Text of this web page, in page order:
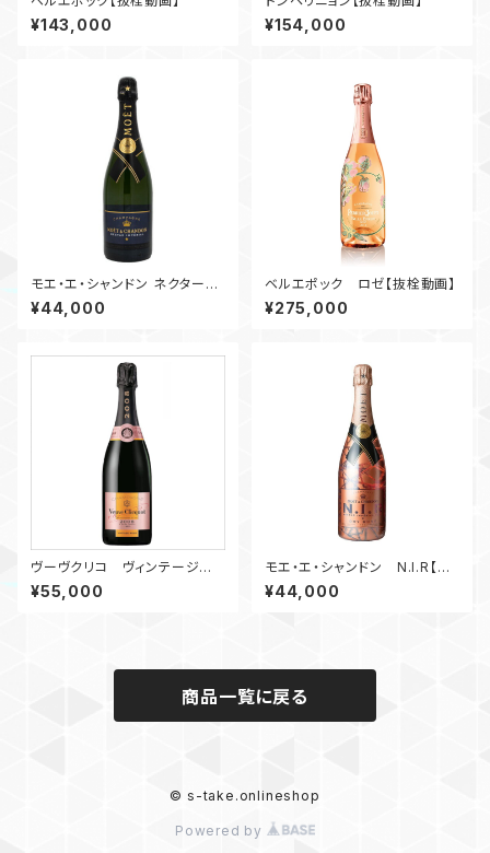
¥143,000 ¥154,000
モエ・エ・シャンドン ネクターア
ンペリアル【抜栓動画】
¥44,000
ベルエポック ロゼ【抜栓動画】
¥275,000
ヴーヴクリコ ヴィンテージロ
ーズラベル【抜栓動画】
¥55,000
モエ・エ・シャンドン N.I.R【抜
栓動画】
¥44,000
商品一覧に戻る
© s-take.onlineshop
Powered by